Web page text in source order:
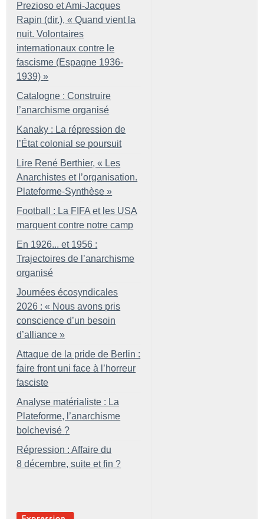
Prezioso et Ami-Jacques
Rapin (dir.), « Quand vient la
nuit. Volontaires
internationaux contre le
fascisme (Espagne 1936-
1939) »
Catalogne : Construire
l’anarchisme organisé
Kanaky : La répression de
l’État colonial se poursuit
Lire René Berthier, « Les
Anarchistes et l’organisation.
Plateforme-Synthèse »
Football : La FIFA et les USA
marquent contre notre camp
En 1926... et 1956 :
Trajectoires de l’anarchisme
organisé
Journées écosyndicales
2026 : « Nous avons pris
conscience d’un besoin
d’alliance »
Attaque de la pride de Berlin :
faire front uni face à l’horreur
fasciste
Analyse matérialiste : La
Plateforme, l’anarchisme
bolchevisé ?
Répression : Affaire du
8 décembre, suite et fin ?